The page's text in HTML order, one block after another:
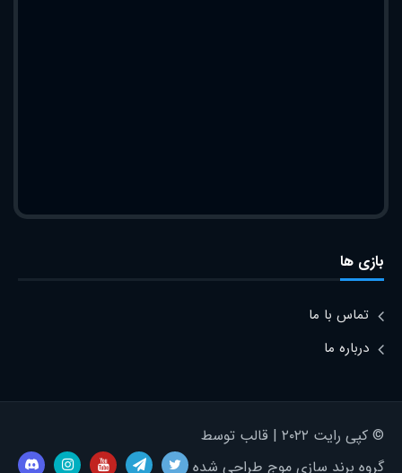
بازی ها
تماس با ما
درباره ما
© کپی رایت ۲۰۲۲ | قالب توسط
گروه برند سازی موج طراحی شده